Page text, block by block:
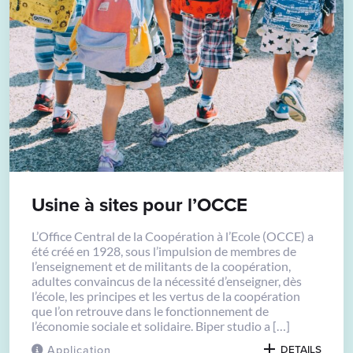
Application
Usine à sites pour l’OCCE
L’Office Central de la Coopération à l’Ecole (OCCE) a
été créé en 1928, sous l’impulsion de membres de
l’enseignement et de militants de la coopération,
adultes convaincus de la nécessité d’enseigner, dès
l’école, les principes et les vertus de la coopération
que l’on retrouve dans le fonctionnement de
l’économie sociale et solidaire. Biper studio a […]
DETAILS